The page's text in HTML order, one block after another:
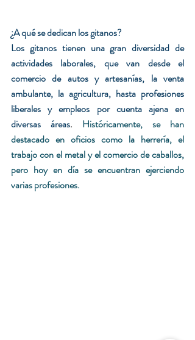
¿A qué se dedican los gitanos?
Los gitanos tienen una gran diversidad de
actividades laborales, que van desde el
comercio de autos y artesanías, la venta
ambulante, la agricultura, hasta profesiones
liberales y empleos por cuenta ajena en
diversas áreas. Históricamente, se han
destacado en oficios como la herrería, el
trabajo con el metal y el comercio de caballos,
pero hoy en día se encuentran ejerciendo
varias profesiones.